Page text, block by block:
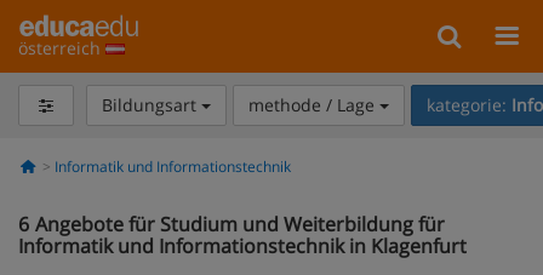
österreich
Bildungsart methode / Lage kategorie:
Informatik und Informationstechnik
6 Angebote für Studium und Weiterbildung für
Informatik und Informationstechnik in Klagenfurt